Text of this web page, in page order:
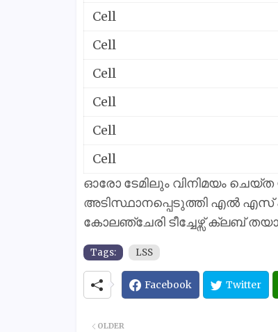
Cell
Cell
Cell
Cell
Cell
Cell
ഓരോ ടേമിലും വിനിമയം
അടിസ്ഥാനപ്പെടുത്തി എൽ എസ്
കോലഞ്ചേരി ടീച്ചേഴ്സ് ക്ലബ്
Tags: LSS
Facebook Twitter
OLDER